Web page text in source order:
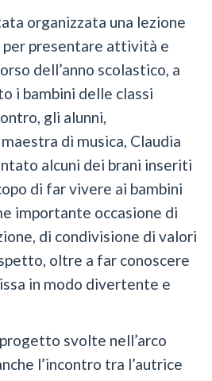
organizzata una lezione
presentare attività e
dell’anno scolastico, a
i bambini delle classi
gli alunni,
di musica, Claudia
alcuni dei brani inseriti
di far vivere ai bambini
importante occasione di
di condivisione di valori
oltre a far conoscere
in modo divertente e
svolte nell’arco
l’incontro tra l’autrice